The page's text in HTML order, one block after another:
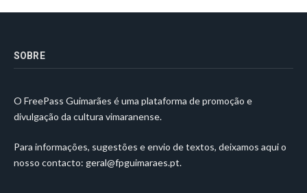
SOBRE
O FreePass Guimarães é uma plataforma de promoção e
divulgação da cultura vimaranense.
Para informações, sugestões e envio de textos, deixamos aqui o
nosso contacto: geral@fpguimaraes.pt.